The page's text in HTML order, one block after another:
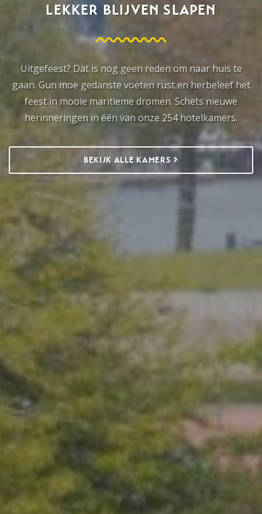
LEKKER BLIJVEN SLAPEN
Uitgefeest? Dat is nog geen reden om naar huis te
gaan. Gun moe gedanste voeten rust en herbeleef het
feest in mooie maritieme dromen. Schets nieuwe
herinneringen in één van onze 254 hotelkamers.
BEKIJK ALLE KAMERS